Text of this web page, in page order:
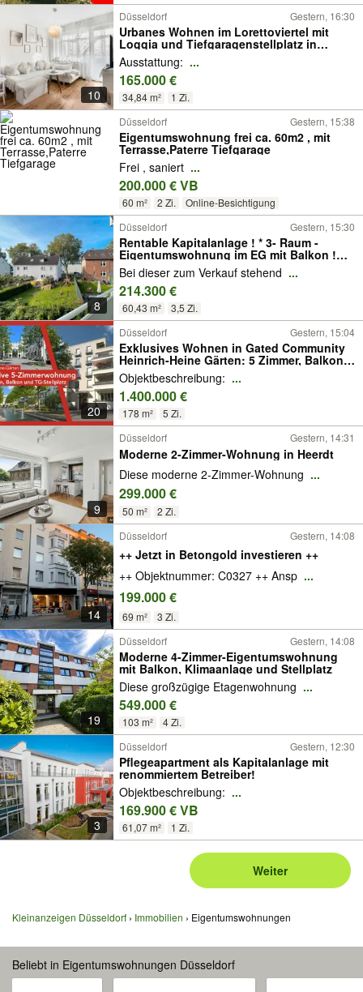
10
Düsseldorf Gestern, 16:30
Urbanes Wohnen im Lorettoviertel mit
Loggia und Tiefgaragenstellplatz in
Düsseldorf
Ausstattung: ...
165.000 €
34,84 m²
1 Zi.
Düsseldorf
Gestern, 15:38
Eigentumswohnung frei ca. 60m2 , mit
Terrasse,Paterre Tiefgarage
Frei , saniert ...
200.000 € VB
60 m² 2 Zi. Online-Besichtigung
8
Düsseldorf Gestern, 15:30
Rentable Kapitalanlage ! * 3- Raum -
Eigentumswohnung im EG mit Balkon !
Provisionsfrei !
Bei dieser zum Verkauf stehend ...
214.300 €
60,43 m² 3,5 Zi.
20
Düsseldorf Gestern, 15:04
Exklusives Wohnen in Gated Community
Heinrich-Heine Gärten: 5 Zimmer, Balkon,
Garten & TG-Stellplatz
Objektbeschreibung: ...
1.400.000 €
178 m² 5 Zi.
9
Düsseldorf Gestern, 14:31
Moderne 2-Zimmer-Wohnung in Heerdt
Diese moderne 2-Zimmer-Wohnung ...
299.000 €
50 m² 2 Zi.
14
Düsseldorf Gestern, 14:08
++ Jetzt in Betongold investieren ++
++ Objektnummer: C0327 ++ Ansp ...
199.000 €
69 m² 3 Zi.
19
Düsseldorf Gestern, 14:08
Moderne 4-Zimmer-Eigentumswohnung
mit Balkon, Klimaanlage und Stellplatz
Diese großzügige Etagenwohnung ...
549.000 €
103 m² 4 Zi.
3
Düsseldorf Gestern, 12:30
Pflegeapartment als Kapitalanlage mit
renommiertem Betreiber!
Objektbeschreibung: ...
169.900 € VB
61,07 m² 1 Zi.
Weiter
Kleinanzeigen Düsseldorf Immobilien Eigentumswohnungen
Beliebt in Eigentumswohnungen Düsseldorf